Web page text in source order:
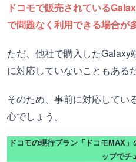
ドコモで販売されている
で問題なく利用できる場合が
ただ、他社で購入したGalaxy
に対応していないこともある
そのため、事前に対応してい
心でしょう。
ドコモの現行プラン「ドコモMAX
ップでチ